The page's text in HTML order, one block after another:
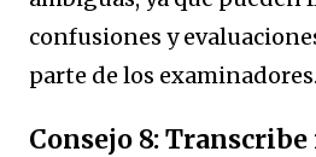
confusiones y
parte de los examinadores.
Consejo 8: Transcribe